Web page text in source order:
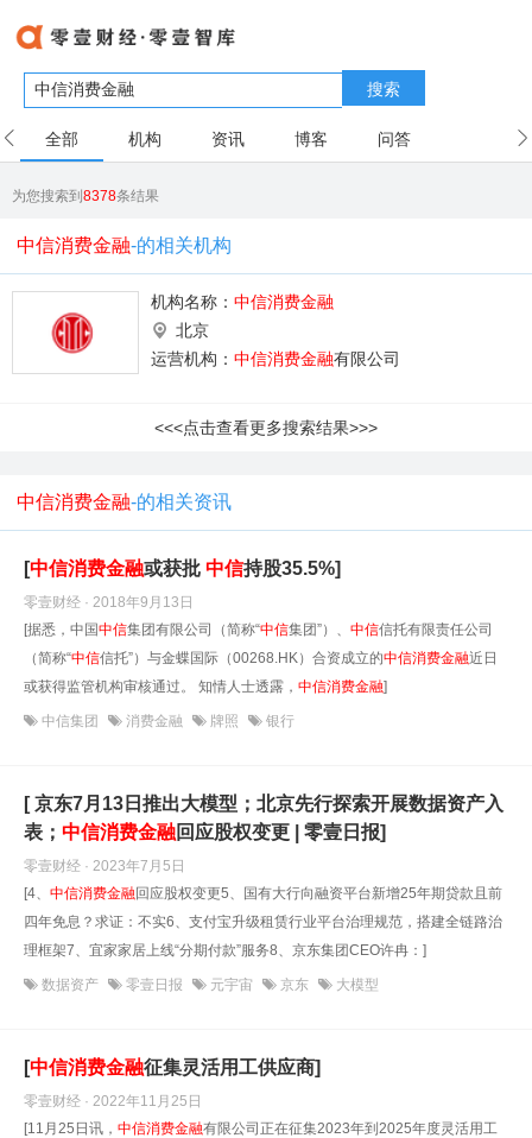
搜索
全部 机构 资讯 博客 问答
为您搜索到8378条结果
中信消费金融-的相关机构
机构名称： 中信消费金融
北京
运营机构： 中信消费金融有限公司
<<<点击查看更多搜索结果>>>
中信消费金融-的相关资讯
[中信消费金融或获批 中信持股35.5%]
零壹财经 · 2018年9月13日
[据悉，中国中信集团有限公司（简称“中信集团”）、 中信信托有限责任公司
（简称“中信信托”）与金蝶国际（00268.HK）合资成立的中信消费金融近日
或获得监管机构审核通过。 知情人士透露， 中信消费金融]
中信集团 消费金融 牌照 银行
[ 京东7月13日推出大模型；北京先行探索开展数据资产入
表； 中信消费金融回应股权变更 | 零壹日报]
零壹财经 · 2023年7月5日
[4、 中信消费金融回应股权变更5、国有大行向融资平台新增25年期贷款且前
四年免息？求证：不实6、支付宝升级租赁行业平台治理规范，搭建全链路治
理框架7、宜家家居上线“分期付款”服务8、京东集团CEO许冉：]
数据资产 零壹日报 元宇宙 京东 大模型
[中信消费金融征集灵活用工供应商]
零壹财经 · 2022年11月25日
[11月25日讯， 中信消费金融有限公司正在征集2023年到2025年度灵活用工